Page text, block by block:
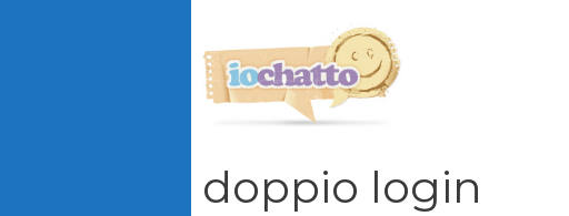
doppio login